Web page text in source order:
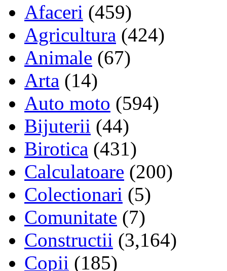
Afaceri (459)
Agricultura (424)
Animale (67)
Arta (14)
Auto moto (594)
Bijuterii (44)
Birotica (431)
Calculatoare (200)
Colectionari (5)
Comunitate (7)
Constructii (3,164)
Copii (185)